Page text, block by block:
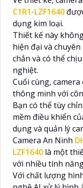
C1R1-LZF1640
dụng kim loại.
Thiết kế này
hiện đại và
chắn và có thể
nghiệt.
Cuối cùng,
thông minh với
Bạn có thể tùy
mềm điều khiển
dụng và quản lý
Camera An Ninh
LZF1640 là một
với nhiều tính
Với chất lượng